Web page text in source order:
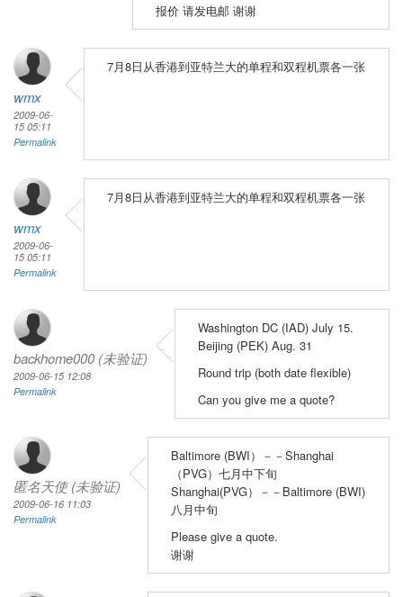
报价 请发电邮 谢谢
wmx
2009-06-
15 05:11
Permalink
7月8日从香港到亚特兰大的单程和双程机票各一张
wmx
2009-06-
15 05:11
Permalink
7月8日从香港到亚特兰大的单程和双程机票各一张
backhome000 (未验证)
2009-06-15 12:08
Permalink
Washington DC (IAD) July 15.
Beijing (PEK) Aug. 31
Round trip (both date flexible)
Can you give me a quote?
匿名天使 (未验证)
2009-06-16 11:03
Permalink
Baltimore (BWI）－－Shanghai
（PVG）七月中下旬
Shanghai(PVG）－－Baltimore (BWI)
八月中旬
Please give a quote.
谢谢